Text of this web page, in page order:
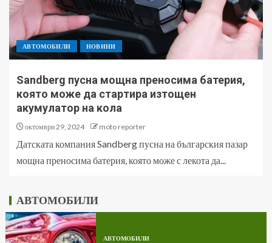
АВТОМОБИЛИ НОВИНИ
Sandberg пусна мощна преносима батерия,
която може да стартира изтощен
акумулатор на кола
октомври 29, 2024 moto reporter
Датската компания Sandberg пусна на българския пазар
мощна преносима батерия, която може с лекота да...
АВТОМОБИЛИ
АВТОМОБИЛИ